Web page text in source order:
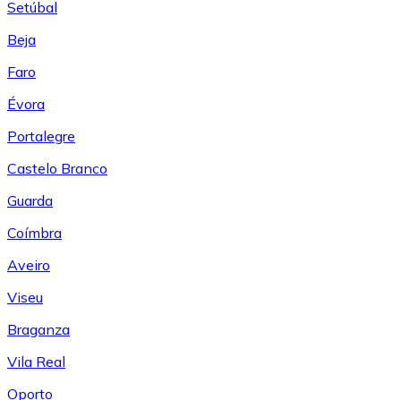
Setúbal
Beja
Faro
Évora
Portalegre
Castelo Branco
Guarda
Coímbra
Aveiro
Viseu
Braganza
Vila Real
Oporto